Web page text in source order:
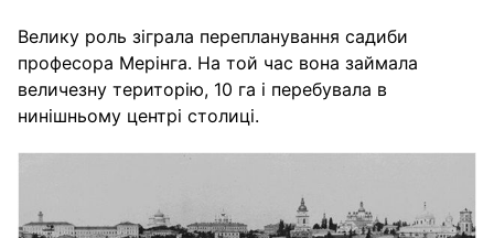
Велику роль зіграла перепланування садиби
професора Мерінга. На той час вона займала
величезну територію, 10 га і перебувала в
нинішньому центрі столиці.